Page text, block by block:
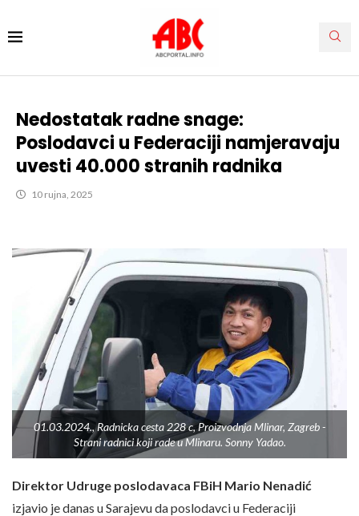
Nedostatak radne snage:
Poslodavci u Federaciji namjeravaju
uvesti 40.000 stranih radnika
10 rujna, 2025
01.03.2024., Radnicka cesta 228 c, Proizvodnja Mlinar, Zagreb -
Strani radnici koji rade u Mlinaru. Sonny Yadao.
Direktor Udruge poslodavaca FBiH Mario Nenadić
izjavio je danas u Sarajevu da poslodavci u Federaciji